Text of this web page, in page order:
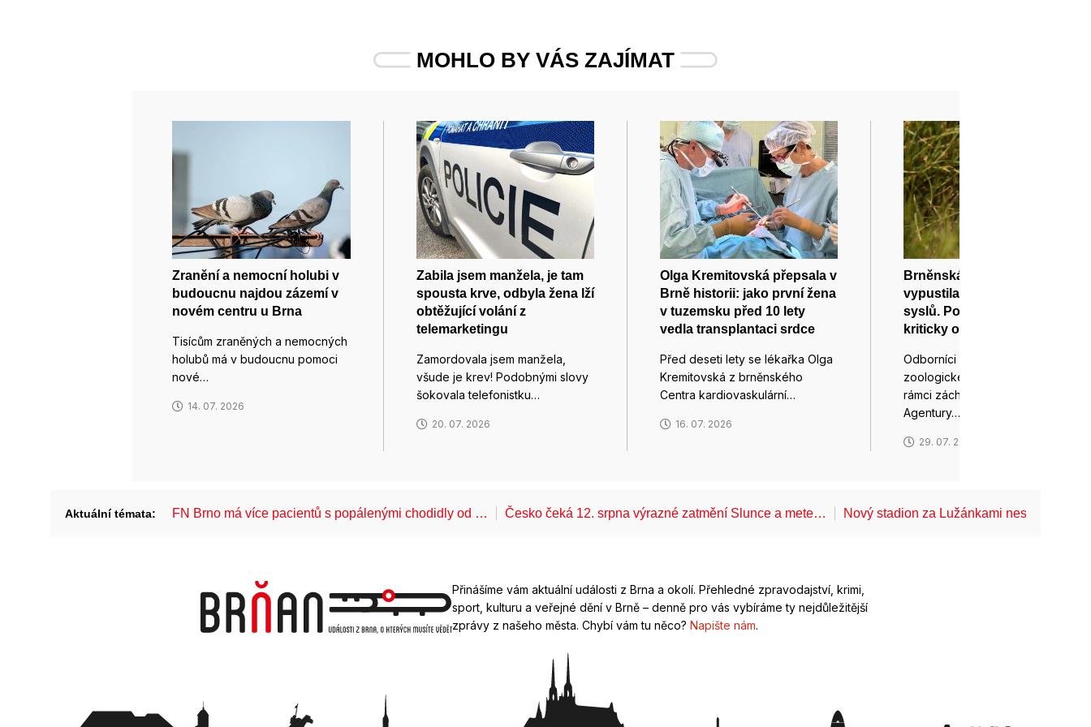
MOHLO BY VÁS ZAJÍMAT
Zranění a nemocní holubi v
budoucnu najdou zázemí v
novém centru u Brna
Tisícům zraněných a nemocných
holubů má v budoucnu pomoci
nové…
14. 07. 2026
Zabila jsem manžela, je tam
spousta krve, odbyla žena lží
obtěžující volání z
telemarketingu
Zamordovala jsem manžela,
všude je krev! Podobnými slovy
šokovala telefonistku…
20. 07. 2026
Olga Kremitovská přepsala v
Brně historii: jako první žena
v tuzemsku před 10 lety
vedla transplantaci srdce
Před deseti lety se lékařka Olga
Kremitovská z brněnského
Centra kardiovaskulární…
16. 07. 2026
Brněnská zoo letos
vypustila do přírody dvacet
syslů. Posílila tak populaci
kriticky ohroženého druhu
Odborníci z brněnské
zoologické zahrady letos v
rámci záchranného programu
Agentury…
29. 07. 2026
Aktuální témata: FN Brno má více pacientů s popálenými chodidly od … Česko čeká 12. srpna výrazné zatmění Slunce a mete… Nový stadion za Lužánkami nesmí mít dle
Přinášíme vám aktuální události z Brna a okolí. Přehledné zpravodajství, krimi,
sport, kulturu a veřejné dění v Brně – denně pro vás vybíráme ty nejdůležitější
zprávy z našeho města. Chybí vám tu něco? Napište nám.